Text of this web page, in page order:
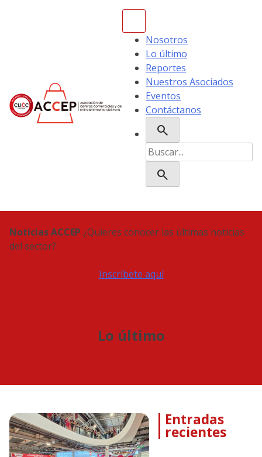
Nosotros
Lo último
Reportes
Nuestros Asociados
Eventos
Contáctanos
search
Buscar:
search
Noticias ACCEP ¿Quieres conocer las últimas noticias
del sector?
Inscríbete aquí
Lo último
Entradas
recientes